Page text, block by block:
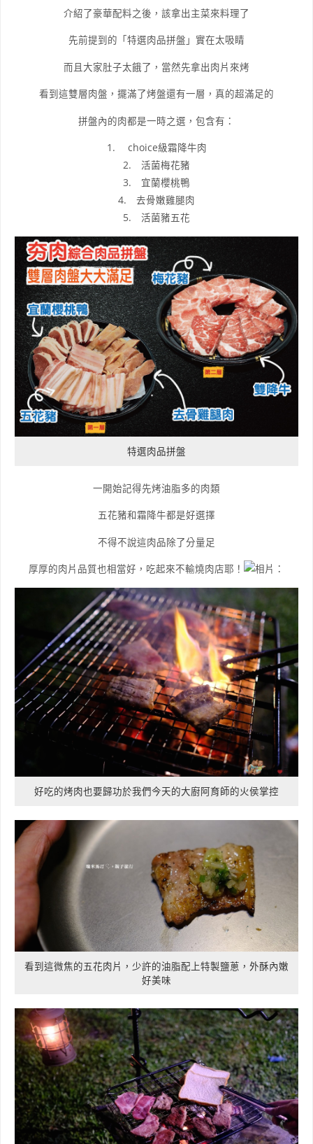
介紹了豪華配料之後，該拿出主菜來料理了
先前提到的「特選肉品拼盤」實在太吸睛
而且大家肚子太餓了，當然先拿出肉片來烤
看到這雙層肉盤，擺滿了烤盤還有一層，真的超滿足的
拼盤內的肉都是一時之選，包含有：
1. choice級霜降牛肉
2. 活菌梅花豬
3. 宜蘭櫻桃鴨
4. 去骨嫩雞腿肉
5. 活菌豬五花
特選肉品拼盤
一開始記得先烤油脂多的肉類
五花豬和霜降牛都是好選擇
不得不說這肉品除了分量足
厚厚的肉片品質也相當好，吃起來不輸燒肉店耶！
好吃的烤肉也要歸功於我們今天的大廚阿育師的火侯掌控
看到這微焦的五花肉片，少許的油脂配上特製鹽蔥，外酥內嫩
好美味